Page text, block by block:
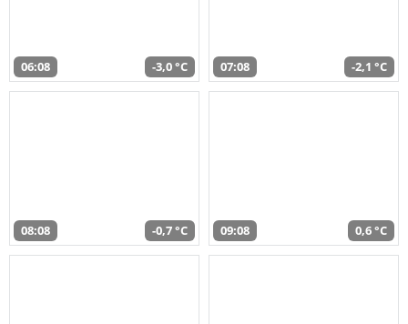
06:08 -3,0 °C 07:08 -2,1 °C
08:08 -0,7 °C 09:08 0,6 °C